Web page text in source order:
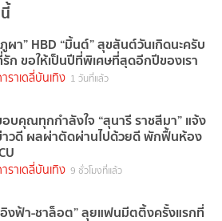
ผา” HBD “มิ้นต์” สุขสันต์วันเกิดนะครับ
ก ขอให้เป็นปีที่พิเศษที่สุดอีกปีของเรา
ราเดลี่บันเทิง 1 วันที่แล้ว
บคุณทุกกำลังใจ “สุนารี ราชสีมา” แจ้ง
วดี ผลผ่าตัดผ่านไปด้วยดี พักฟื้นห้อง
ราเดลี่บันเทิง 9 ชั่วโมงที่แล้ว
งฟ้า-ชาล็อต” ลุยแฟนมีตติ้งครั้งแรกที่